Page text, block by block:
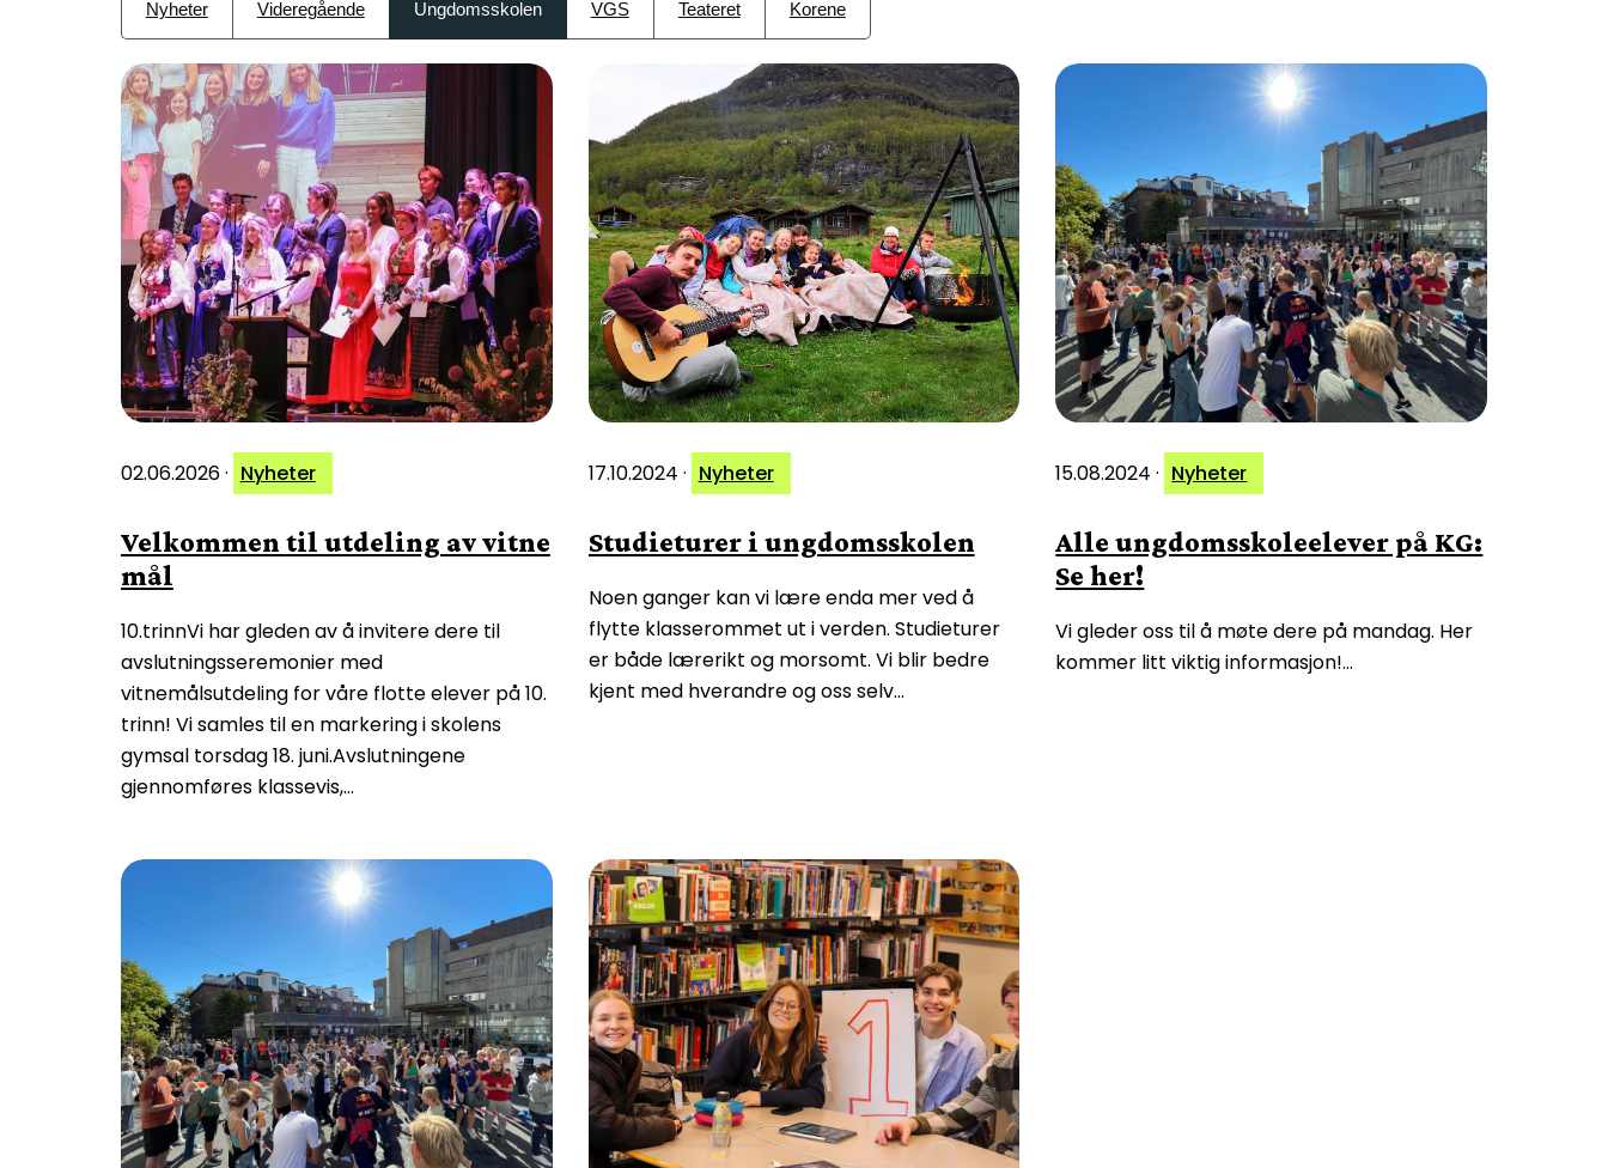
Nyheter Videregående Ungdomsskolen VGS Teateret Korene
02.06.2026· Nyheter
Velkommen til utdeling av vitne
mål
10.trinnVi har gleden av å invitere dere til
avslutningsseremonier med
vitnemålsutdeling for våre flotte elever på 10.
trinn! Vi samles til en markering i skolens
gymsal torsdag 18. juni.Avslutningene
gjennomføres klassevis,…
17.10.2024 · Nyheter
Studieturer i ungdomsskolen
Noen ganger kan vi lære enda mer ved å
flytte klasserommet ut i verden. Studieturer
er både lærerikt og morsomt. Vi blir bedre
kjent med hverandre og oss selv…
15.08.2024 · Nyheter
Alle ungdomsskoleelever på KG:
Se her!
Vi gleder oss til å møte dere på mandag. Her
kommer litt viktig informasjon!…